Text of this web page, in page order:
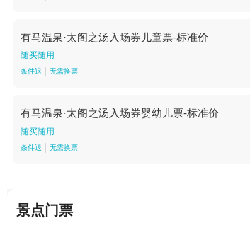
有马温泉·太阁之汤入场券儿童票-标准价
随买随用
条件退 无需换票
有马温泉·太阁之汤入场券婴幼儿票-标准价
随买随用
条件退 无需换票
景点门票